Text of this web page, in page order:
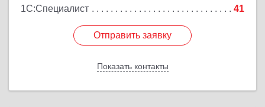
1С:Специалист
41
Отправить заявку
Показать контакты
Отправить заявку
Назад